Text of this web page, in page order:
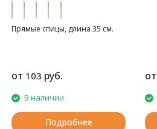
Прямые спицы, длина 35 см.
от 103 руб.
В наличии
Подробнее
от